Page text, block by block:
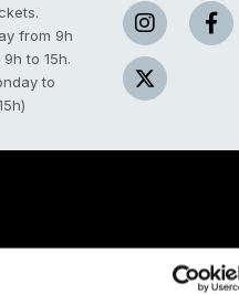
from 9h
to 15h.
to